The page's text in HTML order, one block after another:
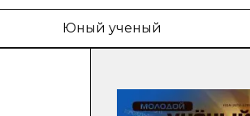
Юный ученый